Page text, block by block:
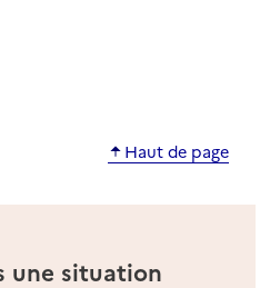
Haut de page
une situation